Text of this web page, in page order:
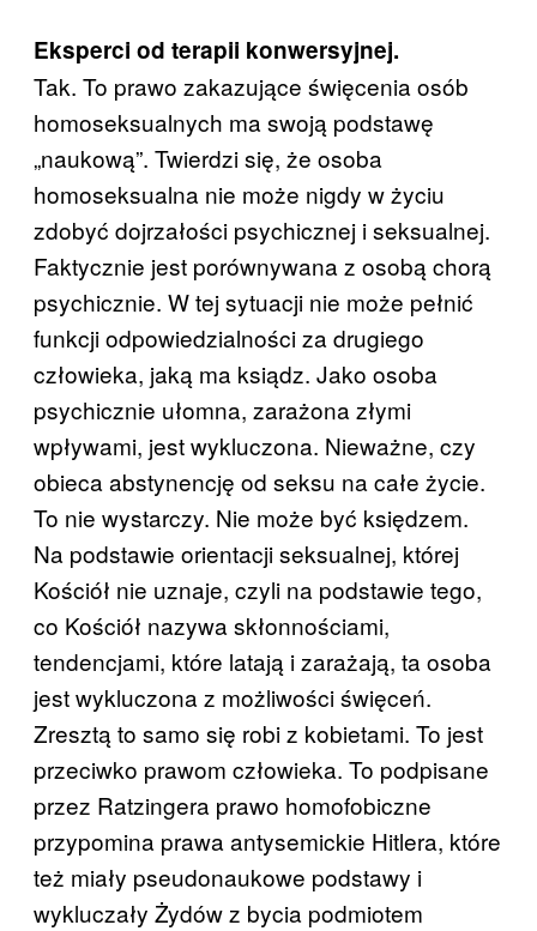
Eksperci od terapii konwersyjnej.
Tak. To prawo zakazujące święcenia osób
homoseksualnych ma swoją podstawę
„naukową”. Twierdzi się, że osoba
homoseksualna nie może nigdy w życiu
zdobyć dojrzałości psychicznej i seksualnej.
Faktycznie jest porównywana z osobą chorą
psychicznie. W tej sytuacji nie może pełnić
funkcji odpowiedzialności za drugiego
człowieka, jaką ma ksiądz. Jako osoba
psychicznie ułomna, zarażona złymi
wpływami, jest wykluczona. Nieważne, czy
obieca abstynencję od seksu na całe życie.
To nie wystarczy. Nie może być księdzem.
Na podstawie orientacji seksualnej, której
Kościół nie uznaje, czyli na podstawie tego,
co Kościół nazywa skłonnościami,
tendencjami, które latają i zarażają, ta osoba
jest wykluczona z możliwości święceń.
Zresztą to samo się robi z kobietami. To jest
przeciwko prawom człowieka. To podpisane
przez Ratzingera prawo homofobiczne
przypomina prawa antysemickie Hitlera, które
też miały pseudonaukowe podstawy i
wykluczały Żydów z bycia podmiotem